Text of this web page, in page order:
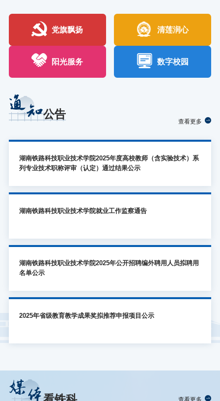
效提升了铁路供电线路巡检的智能化水平，展现出铁科学子扎实的
科研能力与成果转化实力。创业离不开法律保障。北京市隆安
赢”的信念，成为他日后面对商海沉浮时最坚实的精神底火。实干兴
创：在市场中闯出天地2010年退役后，沈欢经历过一段迷茫期。他
刷过盘子、开过货车、当过保安，但这些经历没有消磨他的斗志，
反而让他更清晰地理清了创业的脉络。2013年
了。”孩子们争先恐后地举起手，都想亲自当一回“钢轨医生”。“让我
试试！让我试试！”文宇辰同学拿着探伤锤，学着一板一眼地敲击钢
轨，“原来铁轨也会‘生病’，叔叔们是这样给它‘听诊’的，太酷
了！”参观中，道岔模型和车钩装置成了最受欢迎的“明星”。孩子们
看着尖轨灵活移动为列车“指路”，操作车钩完成“握手”与分离，还在
手动制动装置前化身“小司机”，使劲扳动“手刹”，感受列车制动的力
量。活动尾声，孩子们仍沉浸在发现
回荡在书画院中。学习古诗《春晓》时，志愿者一边讲解诗意，一
边带着孩子们用手势比划“春眠不觉晓”的意境，让古典文学变得生
动有趣。这份温暖的陪伴已持续十年。自2016年起，铁科的青年志
愿者们就与白关书画院结下不解之缘。每个周末，志愿者们都会来
到这里，为孩子们带来绘画教学、非遗手工、阅读陪伴等志愿服
务。而在书画院创办人、“湖南最美志愿者”罗立新19年的坚守下，
这个农家院落早已成为乡村孩子们的艺术摇篮和精神家园。活动中
特别设置的“阅读存折”记录着每个孩子的阅读足迹，“心愿墙”上贴满
源发电并网等领域，在国际、国内拥有一大批优质客户资源。在交
流活动中，邱涛一行实地考察了学校电气自动化、新能源等相关专
业的实训基地与综合实训站场，参观了校企共建的“国际电气培训中
心”和“现代学徒制订单班”，现场观摩了“理实一体化”教学模式的实
际应用，并听取了关于基地运营、实训项目开发及技术合作等方面
的成果介绍。 在随后举行的座谈会上，袁志刚系统介绍了学校的办
学理念、学科布局以及在新能源专业建设方面取得的进展。他指
出，学校紧密围绕轨道交通、新能源等战略性新兴产业，致力于培
机，推动校企双方形成长期、稳定、深入的合作关系，实现资源共
享与优势互补。邱涛对学校办学特色及人才培养质量表示充分肯
定，并介绍了企业的产业布局与人才需求。他指出，企业高度重视
与
合，在各自的赛道上飞驰前行。“铁科创客记”专栏今日启程。我们
将聚焦从这里走出的创业典型，记录他们如何从课堂走向市场，将
知识转化为力量。他们的故事，是敢想敢为的生动注脚，也是“技能
成就出彩人生”的完美诠释。愿他们的足迹，启迪更多思考，点燃更
多梦想，让我们共同见证，铁科创客们的成长与奋进。清晨，湖南
铁路科技职业技术学院的实训场内，阳光为轨道接触网设备镀上一
层金辉。“00后”创业者曹津澄身着工装，头戴安全帽，已在设备前
专注地忙碌起来。这一天他安排得满满当当，课堂上，钻研铁路接
司”负责人，对接业务、优化产品。这位铁科学子，正以实干诠释新
时代青年的创新与担当。初心缘起一线曹津澄的创业初心，源于深
厚的铁路情结。他的父亲是一名铁路接触网维修工，曹津澄童年听
着火车鸣笛、目送铁轨延伸至远方的经历，让“守护铁路安全”的信
党旗飘扬 清莲润心
阳光服务 数字校园
通知公告
查看更多
湖南铁路科技职业技术学院2025年度高校教师（含实验技术）系
列专业技术职称评审（认定）通过结果公示
湖南铁路科技职业技术学院就业工作监察通告
湖南铁路科技职业技术学院2025年公开招聘编外聘用人员拟聘用
名单公示
2025年省级教育教学成果奖拟推荐申报项目公示
媒体 查看更多